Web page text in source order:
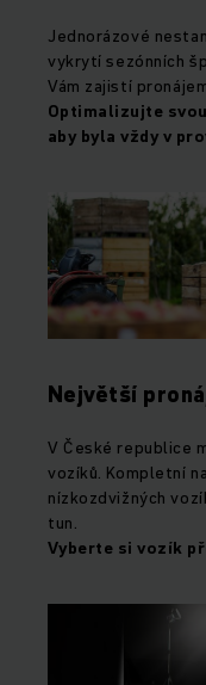
Jednorázové
vykrytí sezónních
Vám zajistí
Optimalizujte
aby byla vždy v
Největší
V České republice
vozíků. Kompletní
nízkozdvižných
tun.
Vyberte si vozík